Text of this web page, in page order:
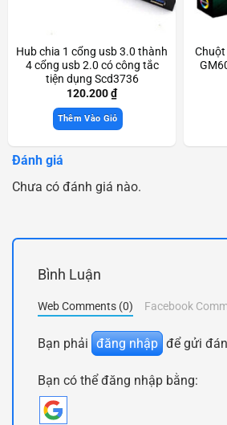
Hub chia 1 cổng usb 3.0 thành
4 cổng usb 2.0 có công tắc
tiện dụng Scd3736
120.200₫
Thêm Vào Giỏ
Đánh giá
Chưa có đánh giá nào.
Bình Luận
Web Comments (0) Facebook
Bạn phải đăng nhập để gửi
Bạn có thể đăng nhập bằng: